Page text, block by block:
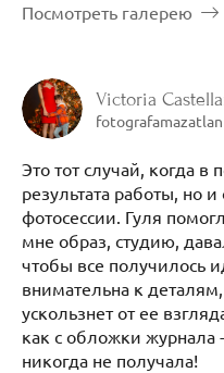
Посмотреть галерею
Victoria
fotografamazatlan
Это тот случай, когда в
результата работы, но и
фотосессии. Гуля
мне образ, студию,
чтобы все получилось
внимательна к
ускользнет от ее
как с обложки журнала
никогда не получала!